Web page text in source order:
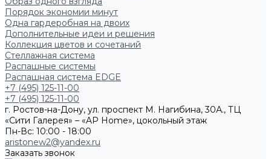
Порядок экономии минут
Одна гардеробная на двоих
Дополнительные идеи и решения
Коллекция цветов и сочетаний
Стеллажная система
Распашные системы
Распашная система EDGE
+7 (495) 125-11-00
+7 (495) 125-11-00
г. Ростов-на-Дону, ул. проспект М. Нагибина, 30А., ТЦ
«Сити Галерея» – «AP Home», цокольный этаж
Пн-Вс: 10:00 - 18:00
aristonew2@yandex.ru
Заказать звонок